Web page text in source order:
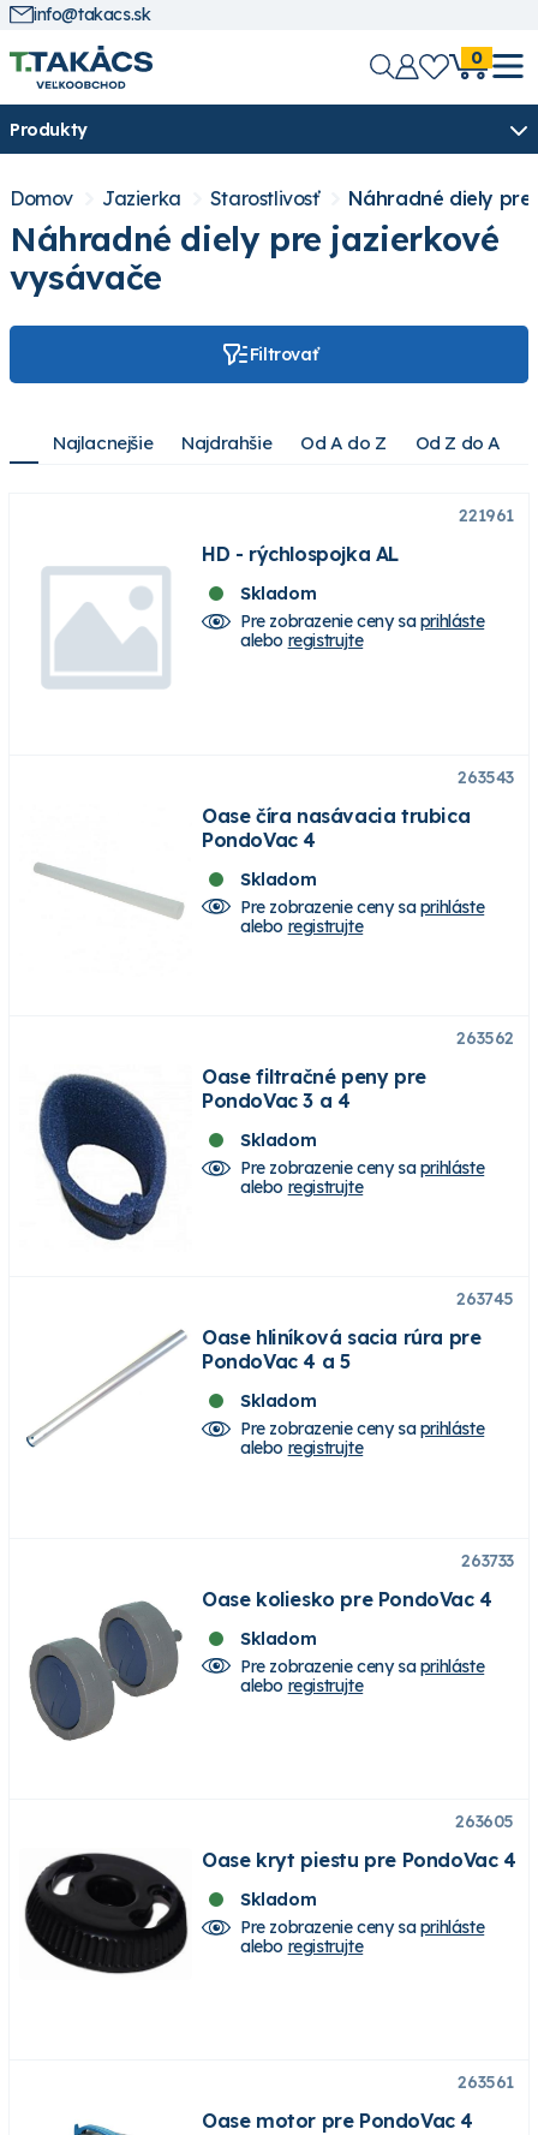
info@takacs.sk
0
Produkty
Domov Jazierka Starostlivosť Náhradné diely pre
Náhradné diely pre jazierkové
vysávače
Filtrovať
Najlacnejšie Najdrahšie Od A do Z Od Z do A
221961
HD - rýchlospojka AL
Skladom
Pre zobrazenie ceny saprihláste
alebo registrujte
263543
Oase číra nasávacia trubica
PondoVac 4
Skladom
Pre zobrazenie ceny saprihláste
alebo registrujte
263562
Oase filtračné peny pre
PondoVac 3 a 4
Skladom
Pre zobrazenie ceny saprihláste
alebo registrujte
263745
Oase hliníková sacia rúra pre
PondoVac 4 a 5
Skladom
Pre zobrazenie ceny saprihláste
alebo registrujte
263733
Oase koliesko pre PondoVac 4
Skladom
Pre zobrazenie ceny saprihláste
alebo registrujte
263605
Oase kryt piestu pre PondoVac 4
Skladom
Pre zobrazenie ceny saprihláste
alebo registrujte
263561
Oase motor pre PondoVac 4